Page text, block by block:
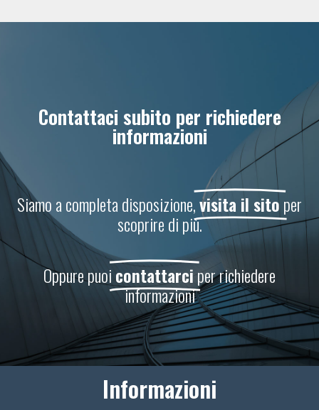
Contattaci subito per richiedere
informazioni
Siamo a completa disposizione,visita il sitoper
scoprire di più.
Oppure puoicontattarciper richiedere
informazioni
Informazioni